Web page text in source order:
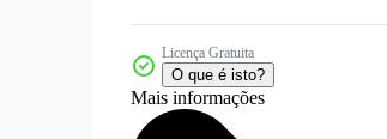
Licença Gratuita
O que é isto?
Mais informações